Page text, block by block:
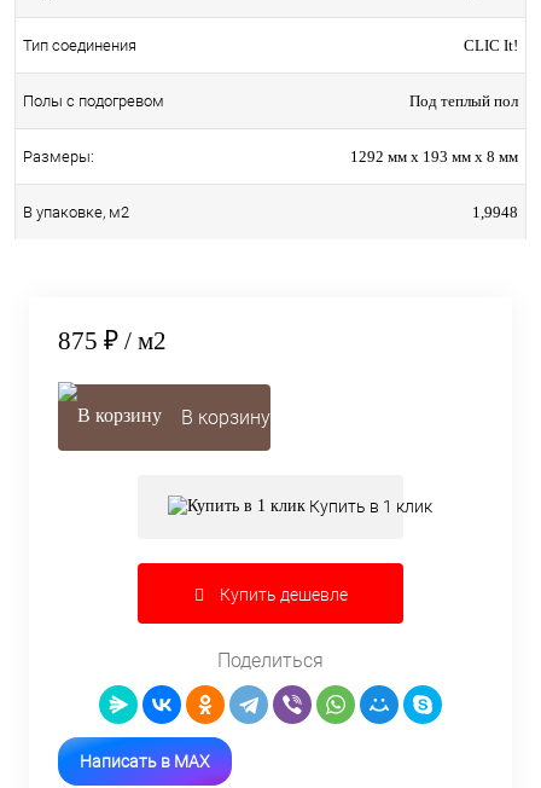
Тип соединения CLIC It!
Полы с подогревом Под теплый пол
Размеры: 1292 мм x 193 мм x 8 мм
В упаковке, м2 1,9948
875 ₽ / м2
В корзину
Купить в 1 клик
Купить дешевле
Поделиться
Написать в MAX